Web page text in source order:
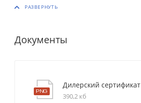
Документы
Дилерский сертификат
390,2 кб